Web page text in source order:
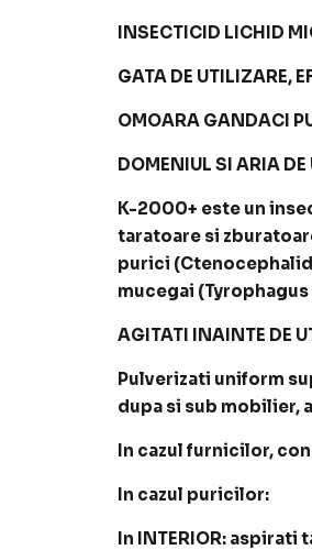
ml
INSECTICID LICHID
GATA DE UTILIZARE,
OMOARA GANDACI
DOMENIUL SI ARIA
K-2000+ este un
taratoare si
purici
mucegai
AGITATI INAINTE DE
Pulverizati uniform
dupa si sub mobilier,
In cazul furnicilor,
In cazul puricilor:
In INTERIOR: